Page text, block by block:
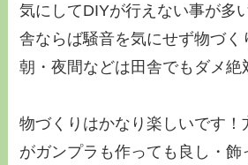
気にしてDIYが行えない事が多
舎ならば騒音を気にせず物づく
朝・夜間などは田舎でもダメ絶
物づくりはかなり楽しいです！
がガンプラも作っても良し・飾